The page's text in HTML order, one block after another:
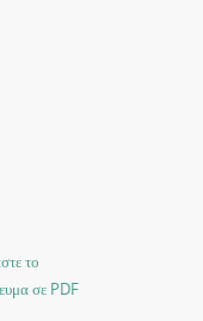
το
σε PDF